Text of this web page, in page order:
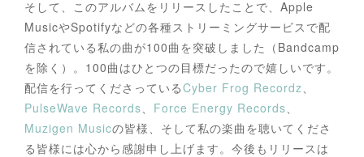
そして、このアルバムをリリースしたことで、Apple
MusicやSpotifyなどの各種ストリーミングサービスで配
信されている私の曲が100曲を突破しました（Bandcamp
を除く）。100曲はひとつの目標だったので嬉しいです。
配信を行ってくださっているCyber Frog Recordz、
PulseWave Records、 Force Energy Records、
Muzigen Musicの皆様、そして私の楽曲を聴いてくださ
る皆様には心から感謝申し上げます。今後もリリースは